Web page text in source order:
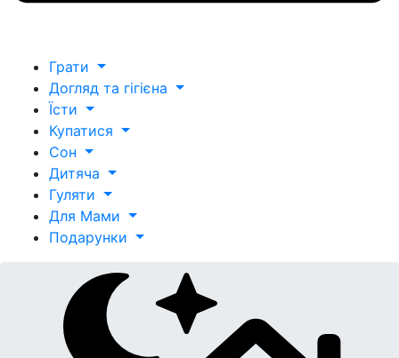
Грати
Догляд та гігієна
Їсти
Купатися
Сон
Дитяча
Гуляти
Для Мами
Подарунки